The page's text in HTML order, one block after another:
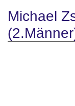
Michael